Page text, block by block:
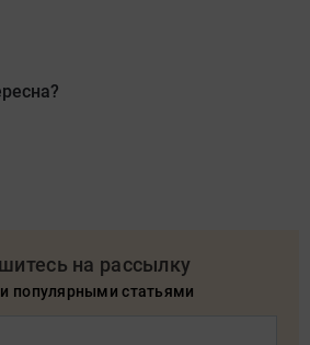
на рассылку
популярными статьями